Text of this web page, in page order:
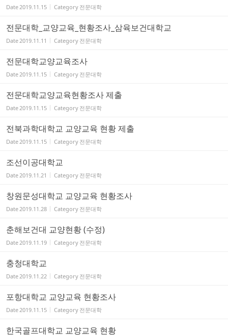
Date2019.11.15 Category 전문대학
전문대학_교양교육_현황조사_삼육보건대학교
Date2019.11.11 Category 전문대학
전문대학교양교육조사
Date2019.11.15 Category 전문대학
전문대학교양교육현황조사 제출
Date2019.11.15 Category 전문대학
전북과학대학교 교양교육 현황 제출
Date2019.11.15 Category 전문대학
조선이공대학교
Date2019.11.21 Category 전문대학
창원문성대학교 교양교육 현황조사
Date2019.11.28 Category 전문대학
춘해보건대 교양현황 (수정)
Date2019.11.19 Category 전문대학
충청대학교
Date2019.11.22 Category 전문대학
포항대학교 교양교육 현황조사
Date2019.11.15 Category 전문대학
한국골프대학교 교양교육 현황